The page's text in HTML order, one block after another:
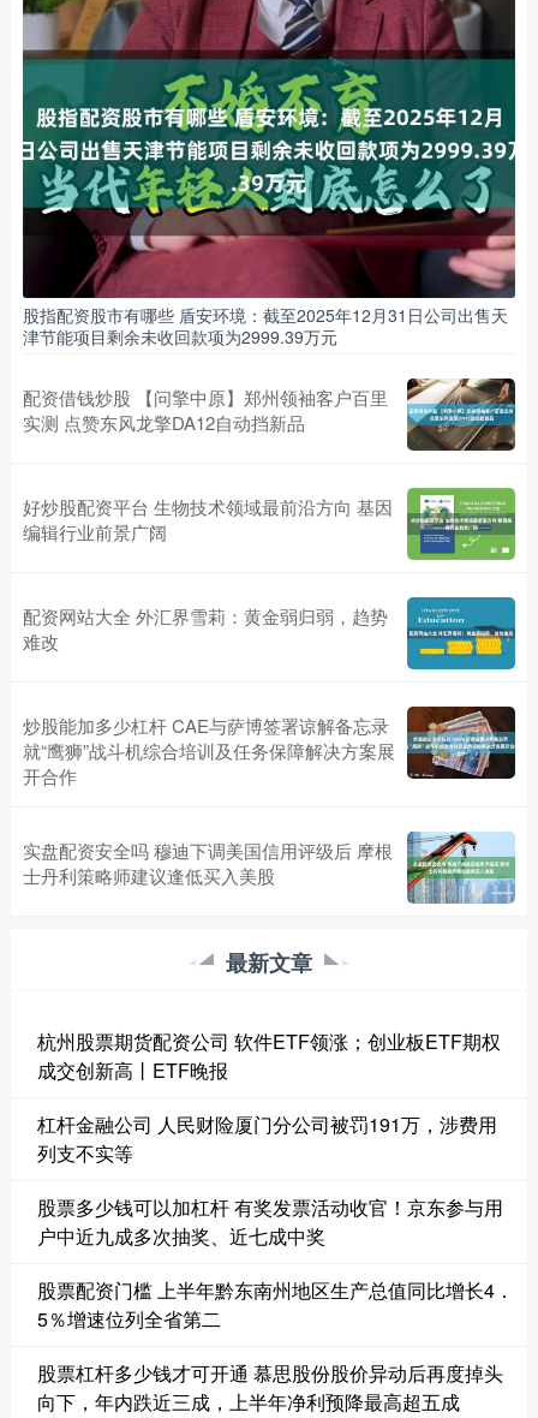
股指配资股市有哪些 盾安环境：截至2025年12月31日公司出售天
津节能项目剩余未收回款项为2999.39万元
配资借钱炒股 【问擎中原】郑州领袖客户百里
实测 点赞东风龙擎DA12自动挡新品
好炒股配资平台 生物技术领域最前沿方向 基因
编辑行业前景广阔
配资网站大全 外汇界雪莉：黄金弱归弱，趋势
难改
炒股能加多少杠杆 CAE与萨博签署谅解备忘录
就“鹰狮”战斗机综合培训及任务保障解决方案展
开合作
实盘配资安全吗 穆迪下调美国信用评级后 摩根
士丹利策略师建议逢低买入美股
最新文章
杭州股票期货配资公司 软件ETF领涨；创业板ETF期权
成交创新高丨ETF晚报
杠杆金融公司 人民财险厦门分公司被罚191万，涉费用
列支不实等
股票多少钱可以加杠杆 有奖发票活动收官！京东参与用
户中近九成多次抽奖、近七成中奖
股票配资门槛 上半年黔东南州地区生产总值同比增长4．
5％增速位列全省第二
股票杠杆多少钱才可开通 慕思股份股价异动后再度掉头
向下，年内跌近三成，上半年净利预降最高超五成